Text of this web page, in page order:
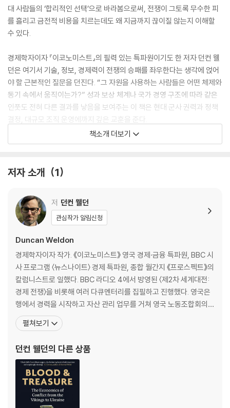
대 사람들의 ‘합리적인 선택’으로 바라봄으로써, 전쟁이 그토록 무수한 피
를 흘리고 금전적 비용을 치르는데도 왜 지금까지 끊이질 않는지 이해할
수 있다.
경제학자이자 『이코노미스트』의 필력 있는 특파원이기도 한 저자 던컨 웰
던은 여기서 기술, 정보, 경제력이 전쟁의 승패를 좌우한다는 생각에 얹어
야 할 근본적인 질문을 던진다. “그 자원을 사용하는 사람들은 어떤 체제와
동기 속에서 움직이는가?” 성과 보상 체계나 국가 경영 구조에 따라 같은
인풋도 전혀 다른 결과를 낳음을 보여주는 이 책은 현대 군사 권력과 정책
결정, 대규모 조직 운영에까지 깊은 교훈을 준다.
신대륙을 정복하여 얻어낸 어마어마한 양의 금과 은이 왜 스페인을 도리어
상 체계가 어떻게 독일 공군을 자멸로 이끌었는가? 러시아의 우크라이나
야기를 읽으며 폭력과 부의 실체에 한걸음 더 다가가보자.
Blood and Treasure is the story of the economics of confli
Wars are expensive, both in human terms and monetary ones.
Since at least the 1640s, in the aftermath of the British Civil W
ars, the phrase 'blood and treasure' has sought to encapsulat
e these costs.
Two economic notions, in particular, feature in this book: incen
tives and institutions. A rational look at incentives explains ev
e as irrational as war.
Crucially, incentives are not formed in a vacuum, they are shap
ed by the wider social, cultural and political context - the kind
of things economists call institutions (i.e. the State). Over tim
책소개 더보기
저자 소개 1
저 던컨 웰던
관심작가 알림신청
Duncan Weldon
경제학자이자 작가. 《이코노미스트》 영국 경제·금융 특파원, BBC 시
사 프로그램 〈뉴스나이트〉 경제 특파원, 종합 월간지 《프로스펙트》의
칼럼니스트로 일했다. BBC 라디오 4에서 방영된 〈제2차 세계대전:
경제 전쟁〉을 비롯해 여러 다큐멘터리를 집필하고 진행했다. 영국은
행에서 경력을 시작하고 자산 관리 업무를 거쳐 영국 노동조합회의
(TUC)의 수석 경제학자로 공공정책 업무를 담당했다. 현재 TV와 라
디오에서 정기적으로 경제 논평을 제공하고 있다. 워릭대학교 글로벌
런던에서 정책 실무를 가르치고, 시카고대학교의 켄트
펼쳐보기
던컨 웰던의 다른 상품